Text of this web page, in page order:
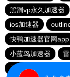
黑洞vp永久加速器
ios加速器
快鸭加速器官网app
小蓝鸟加速器
云帆加速器